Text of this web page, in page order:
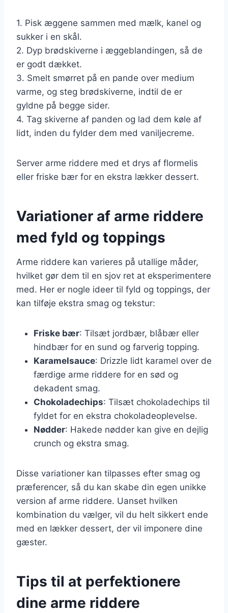
1. Pisk æggene sammen med mælk, kanel og
sukker i en skål.
2. Dyp brødskiverne i æggeblandingen, så de
er godt dækket.
3. Smelt smørret på en pande over medium
varme, og steg brødskiverne, indtil de er
gyldne på begge sider.
4. Tag skiverne af panden og lad dem køle af
lidt, inden du fylder dem med vaniljecreme.
Server arme riddere med et drys af flormelis
eller friske bær for en ekstra lækker dessert.
Variationer af arme riddere
med fyld og toppings
Arme riddere kan varieres på utallige måder,
hvilket gør dem til en sjov ret at eksperimentere
med. Her er nogle ideer til fyld og toppings, der
kan tilføje ekstra smag og tekstur:
Friske bær: Tilsæt jordbær, blåbær eller
hindbær for en sund og farverig topping.
Karamelsauce: Drizzle lidt karamel over de
færdige arme riddere for en sød og
dekadent smag.
Chokoladechips: Tilsæt chokoladechips til
fyldet for en ekstra chokoladeoplevelse.
Nødder: Hakede nødder kan give en dejlig
crunch og ekstra smag.
Disse variationer kan tilpasses efter smag og
præferencer, så du kan skabe din egen unikke
version af arme riddere. Uanset hvilken
kombination du vælger, vil du helt sikkert ende
med en lækker dessert, der vil imponere dine
gæster.
Tips til at perfektionere
dine arme riddere